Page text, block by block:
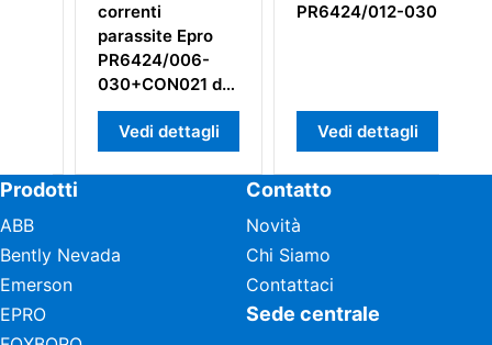
PR6424/012-030
Vedi dettagli
PR6424/010-010
Vedi dettagli
Prodotti
ABB
Bently Nevada
Emerson
EPRO
Contatto
Novità
Chi Siamo
Contattaci
Sede centrale